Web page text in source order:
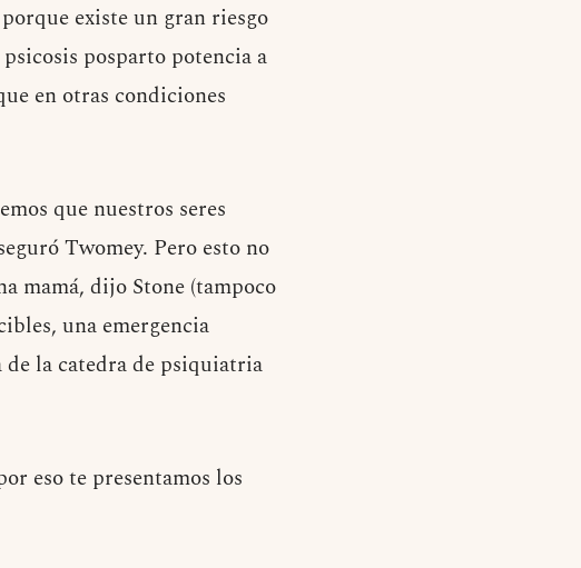
existe un gran riesgo
posparto potencia a
en otras condiciones
que nuestros seres
Twomey. Pero esto no
mamá, dijo Stone (tampoco
una emergencia
la catedra de psiquiatria
eso te presentamos los